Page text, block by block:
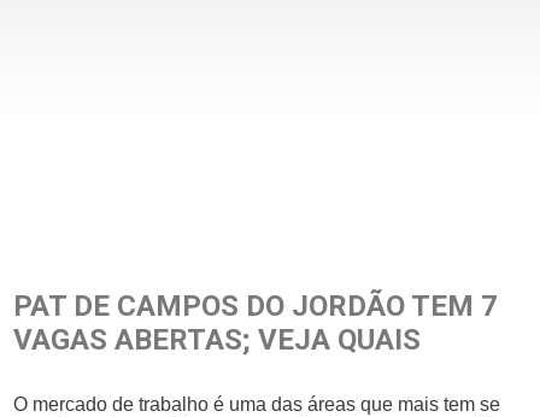
PAT DE CAMPOS DO JORDÃO TEM 7
VAGAS ABERTAS; VEJA QUAIS
O mercado de trabalho é uma das áreas que mais tem se